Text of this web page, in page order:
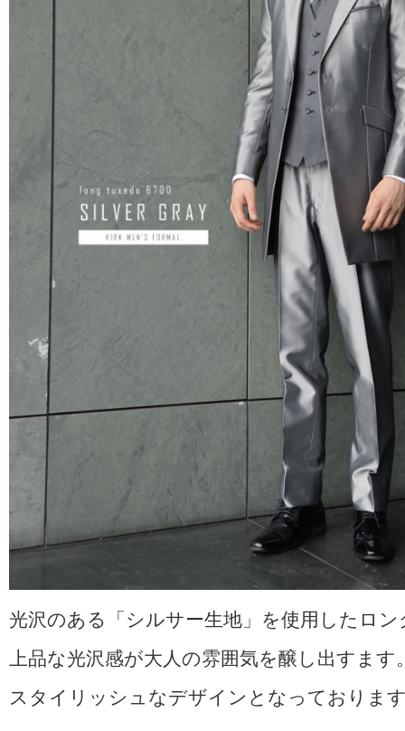
光沢のある「シルサー生地」を使用したロ
上品な光沢感が大人の雰囲気を醸し出すます
スタイリッシュなデザインとなっておりま